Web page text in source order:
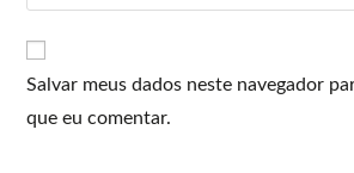
Salvar meus dados neste navegador
que eu comentar.